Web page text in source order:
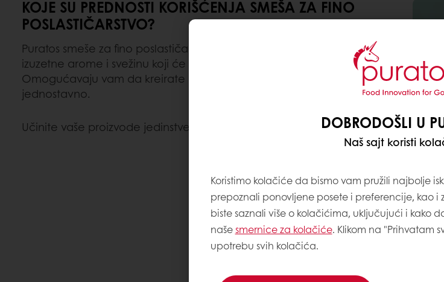
KOJE SU PREDNOSTI KORIŠĆENJA SMEŠA ZA FINO
POSLASTIČARSTVO?
Puratos smeše za fino poslastičarstvo nude visoko kvalitetne sastojke,
izuzetne arome i svežinu koji će sigurno zadovoljiti vaše potrošače.
Omogućavaju vam da kreirate najdelikatnije posladice brzo i
jednostavno.
Učinite vaše proizvode jedinstvenim! DOBRODOŠLI U
Naš sajt koristi
Koristimo kolačiće da bismo vam pružili najbolje
prepoznali ponovljene posete i preferencije, kao
biste saznali više o kolačićima, uključujući i kako
našesmernice za kolačiće. Klikom na "Prihvatam
upotrebu svih kolačića.